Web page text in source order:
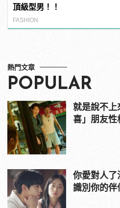
頂級型男！！
FASHION
熱門文章
POPULAR
就是說不上
喜」朋友性
你愛對人了
識別你的伴